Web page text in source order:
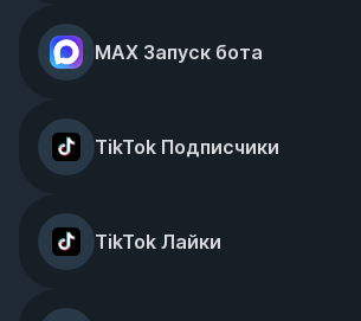
MAX Запуск бота
TikTok Подписчики
TikTok Лайки